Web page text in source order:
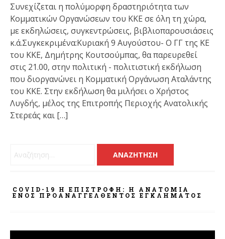
Συνεχίζεται η πολύμορφη δραστηριότητα των
Κομματικών Οργανώσεων του ΚΚΕ σε όλη τη χώρα,
με εκδηλώσεις, συγκεντρώσεις, βιβλιοπαρουσιάσεις
κ.ά.Συγκεκριμένα:Κυριακή 9 Αυγούστου- Ο ΓΓ της ΚΕ
του ΚΚΕ, Δημήτρης Κουτσούμπας, θα παρευρεθεί
στις 21.00, στην πολιτική - πολιτιστική εκδήλωση
που διοργανώνει η Κομματική Οργάνωση Αταλάντης
του ΚΚΕ. Στην εκδήλωση θα μιλήσει ο Χρήστος
Λυγδής, μέλος της Επιτροπής Περιοχής Ανατολικής
Στερεάς και […]
Αναζήτηση για:
COVID-19 Η ΕΠΙΣΤΡΟΦΗ: Η ΑΝΑΤΟΜΊΑ
ΕΝΌΣ ΠΡΟΑΝΑΓΓΕΛΘΈΝΤΟΣ ΕΓΚΛΉΜΑΤΟΣ